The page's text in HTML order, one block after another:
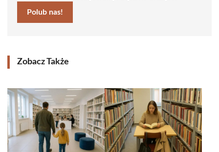
Polub nas!
Zobacz Także